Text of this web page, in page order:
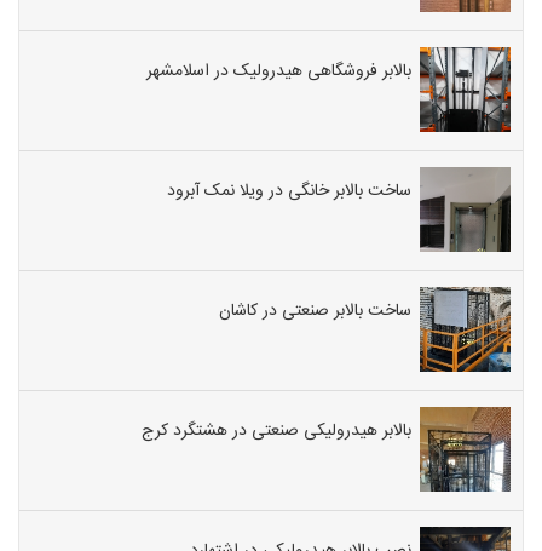
بالابر فروشگاهی هیدرولیک در اسلامشهر
ساخت بالابر خانگی در ویلا نمک آبرود
ساخت بالابر صنعتی در کاشان
بالابر هیدرولیکی صنعتی در هشتگرد کرج